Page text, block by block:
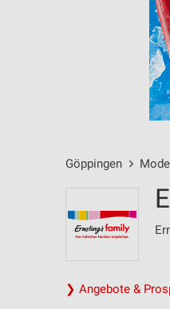
Göppingen
❯ Angebote &